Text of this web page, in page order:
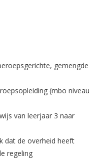
gemengde
(mbo niveau
van leerjaar 3 naar
dat de overheid heeft
regeling